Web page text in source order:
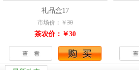
礼品盒17
市场价：￥ 30
茶农价：￥30